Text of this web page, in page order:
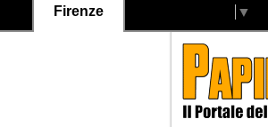
Firenze ▼